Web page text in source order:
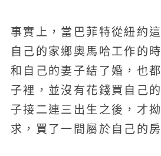
事實上，當巴菲特從紐約
自己的家鄉奧馬哈工作的
和自己的妻子結了婚，也
子裡，並沒有花錢買自己
子接二連三出生之後，才
求，買了一間屬於自己的房